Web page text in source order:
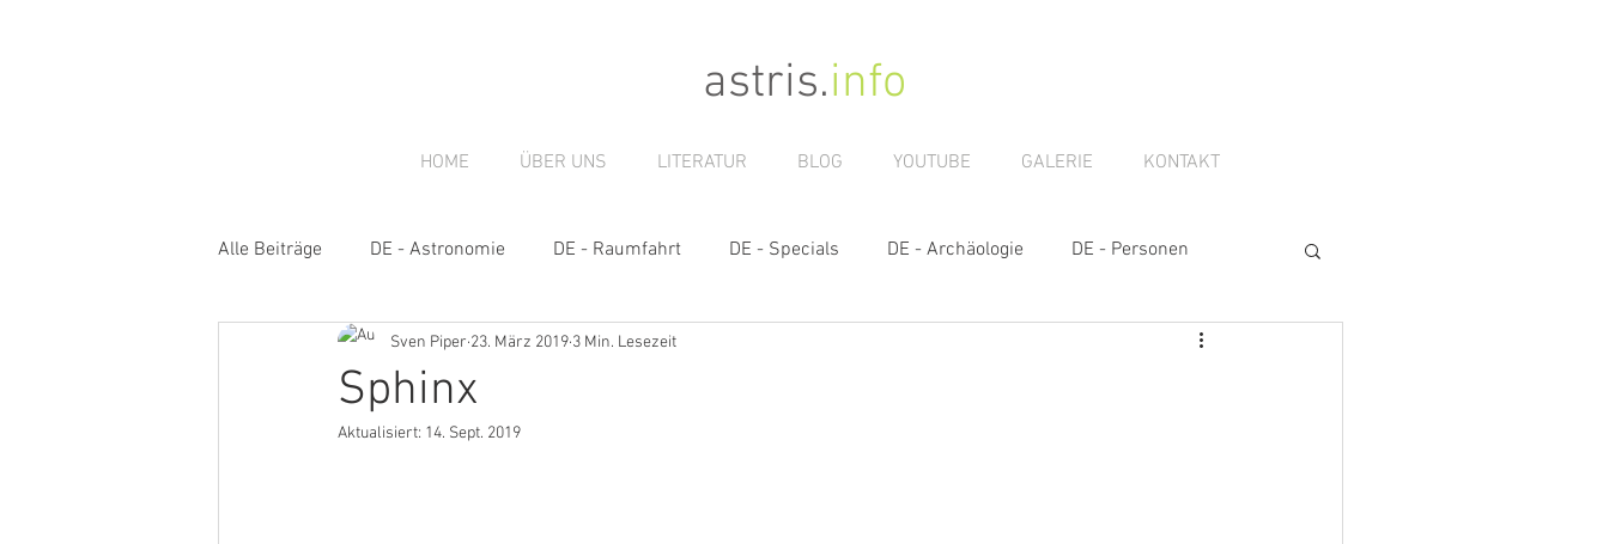
astris.info
HOME ÜBER UNS LITERATUR BLOG YOUTUBE GALERIE KONTAKT
Alle Beiträge DE - Astronomie DE - Raumfahrt DE - Specials DE - Archäologie DE - Personen
DE - Gastbeiträge DE - News
Sphinx
Sven Piper 23. März 2019 3 Min. Lesezeit
Aktualisiert: 14. Sept. 2019